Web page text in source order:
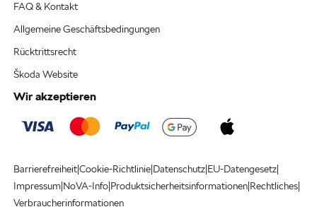
FAQ & Kontakt
Allgemeine Geschäftsbedingungen
Rücktrittsrecht
Škoda Website
Wir akzeptieren
Barrierefreiheit|Cookie-Richtlinie|Datenschutz|EU-Datengesetz|
Impressum|NoVA-Info|Produktsicherheitsinformationen|Rechtliches|
Verbraucherinformationen